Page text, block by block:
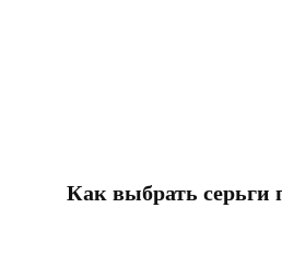
Как выбрать серьги